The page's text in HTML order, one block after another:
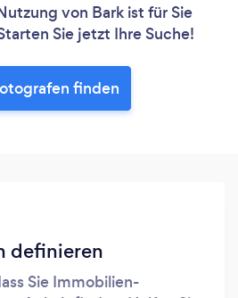
von Bark ist für Sie
Sie jetzt Ihre Suche!
finden
definieren
Sie Immobilien-